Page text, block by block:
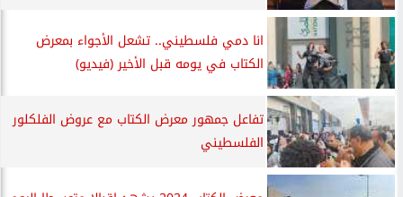
انا دمي فلسطيني.. تشعل الأجواء بمعرض
الكتاب في يومه قبل الأخير (فيديو)
تفاعل جمهور معرض الكتاب مع عروض الفلكلور
الفلسطيني